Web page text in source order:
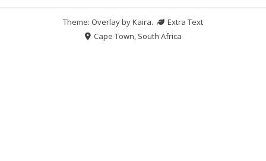
Theme: Overlay byKaira.
Extra Text
Cape Town, South Africa